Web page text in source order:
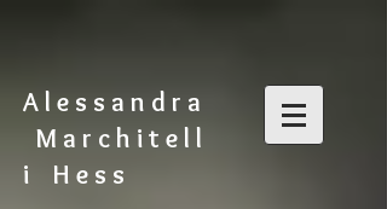
A l e s s a n d r a
M a r c h i t e l l
i H e s s